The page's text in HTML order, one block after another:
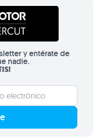
y entérate de
nadie.